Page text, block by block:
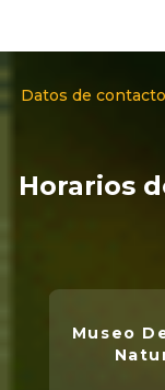
Datos de
Horarios
Museo